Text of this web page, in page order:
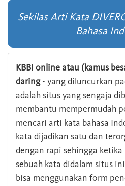
Sekilas Arti Kata
Bahasa
KBBI online atau (kamus
daring- yang diluncurkan
adalah situs yang sengaja
membantu mempermudah
mencari arti kata bahasa
kata dijadikan satu dan
dengan rapi sehingga
sebuah kata didalam situs
bisa menggunakan form